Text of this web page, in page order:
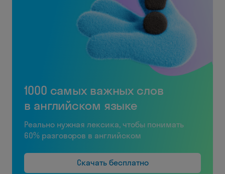
1000 самых важных слов
в английском языке
Реально нужная лексика, чтобы понимать
60% разговоров в английском
Скачать бесплатно